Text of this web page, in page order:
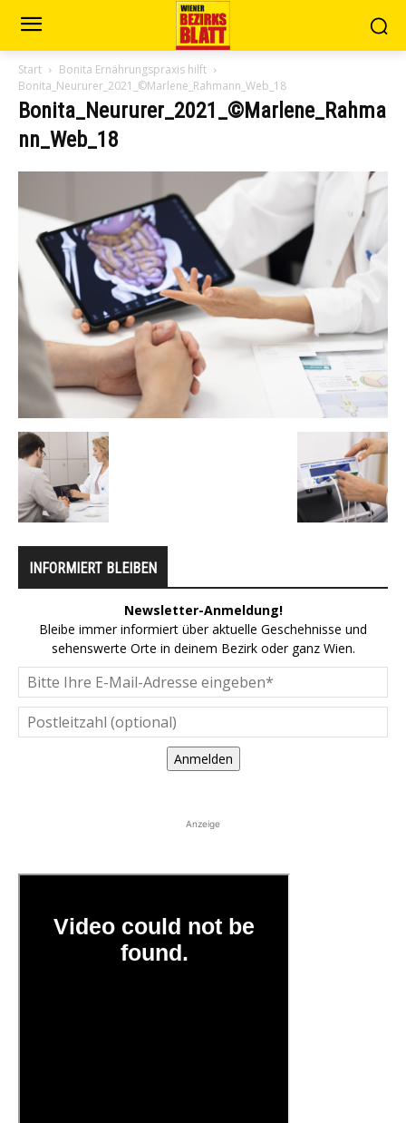
Start
Bonita Ernährungspraxis hilft
Bonita_Neururer_2021_©Marlene_Rahmann_Web_18
Bonita_Neururer_2021_©Marlene_Rahma
nn_Web_18
INFORMIERT BLEIBEN
Newsletter-Anmeldung!
Bleibe immer informiert über aktuelle Geschehnisse und
sehenswerte Orte in deinem Bezirk oder ganz Wien.
Anmelden
Anzeige